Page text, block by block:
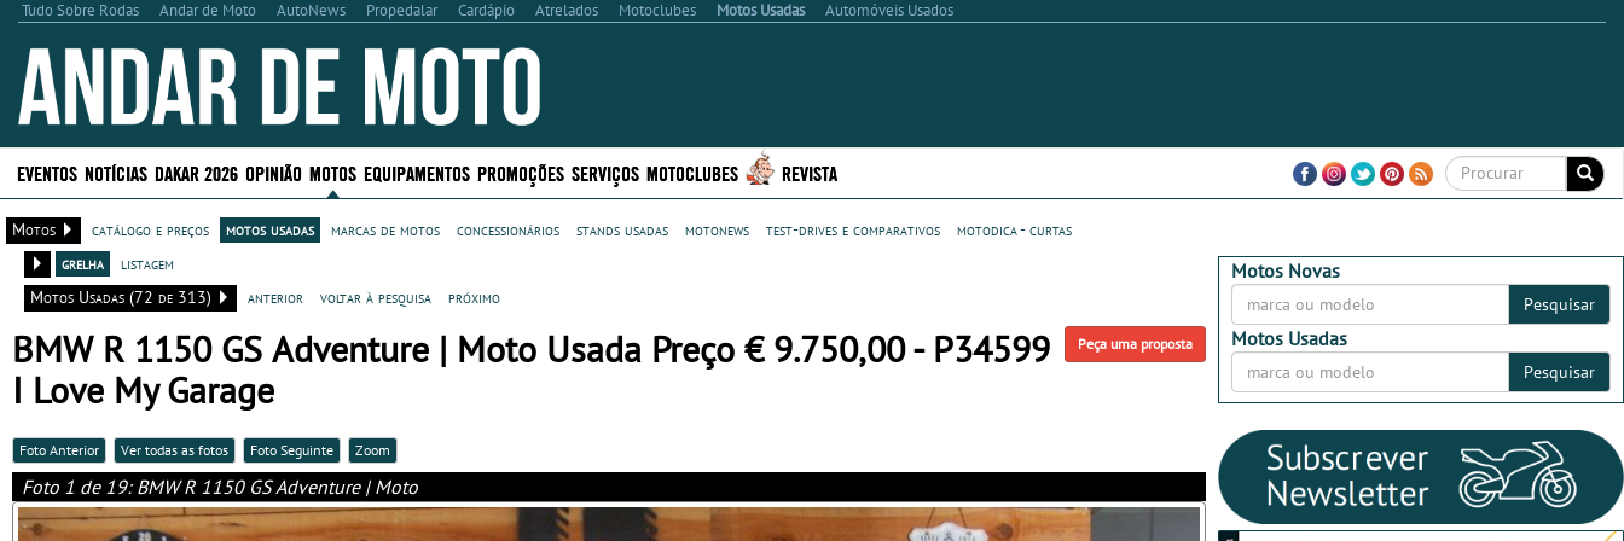
Tudo Sobre Rodas Andar de Moto AutoNews Propedalar Cardápio Atrelados Motoclubes Motos Usadas Automóveis Usados
EVENTOS NOTÍCIAS DAKAR 2026 OPINIÃO MOTOS EQUIPAMENTOS PROMOÇÕES SERVIÇOS MOTOCLUBES REVISTA
Motos catálogo e preços motos usadas marcas de motos concessionários stands usadas motonews test-drives e comparativos
motodica - curtas
grelha
listagem
Motos Usadas (72 de 313)
anterior voltar à pesquisa próximo
Peça uma proposta
BMW R 1150 GS Adventure | Moto Usada Preço € 9.750,00 - P34599
I Love My Garage
Foto Anterior Ver todas as fotos Foto Seguinte Zoom
Foto 1 de 19: BMW R 1150 GS Adventure | Moto
Motos Novas
Pesquisar
Motos Usadas
Pesquisar